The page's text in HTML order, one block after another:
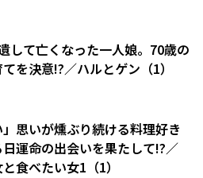
して亡くなった一人娘。70歳の
を決意!?／ハルとゲン（1）
」思いが燻ぶり続ける料理好き
運命の出会いを果たして!?／
食べたい女1（1）